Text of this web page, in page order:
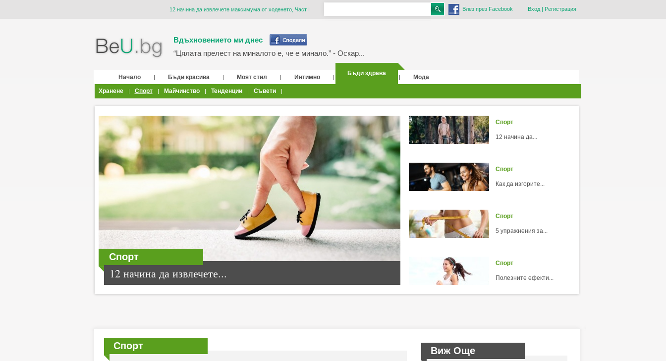
12 начина да извлечете максимума от ходенето, Част I Влез през Facebook Вход| Регистрация
Вдъхновението ми днес
“Цялата прелест на миналото е, че е минало.” - Оскар...
Начало | Бъди красива | Моят стил | Интимно |
Бъди здрава
|
Мода
Хранене
| Спорт | Майчинство | Тенденции | Съвети |
Спорт
12 начина да извлечете...
Спорт
12 начина да...
Спорт
Как да изгорите...
Спорт
5 упражнения за...
Спорт
Полезните ефекти...
Спорт Виж Още